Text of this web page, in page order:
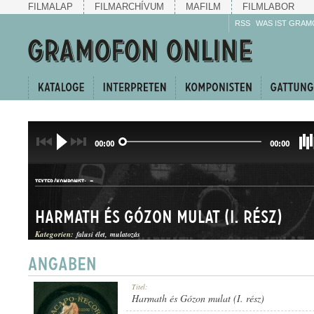
FILMALAP FILMARCHÍVUM MAFILM FILMLABOR
RSS WAS IST
00:00 00:00
TEXTER/KOMPONIST: -
GATTUNG: NÓTAEGYVELEG
Harmath és Gózon mulat (I. rész)
Kategorien: falusi élet mulatozás
Titel:
Harmath és Gózon mulat (I. rész)